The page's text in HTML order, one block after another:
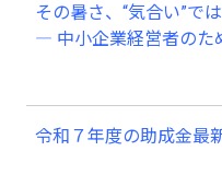
その暑さ、“気合い”で
― 中小企業経営者のた
令和７年度の助成金最